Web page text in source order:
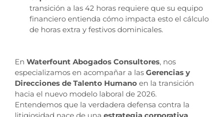
transición a las 42 horas requiere que su equipo
financiero entienda cómo impacta esto el cálculo
de horas extra y festivos dominicales.
En Waterfount Abogados Consultores, nos
especializamos en acompañar a las Gerencias y
Direcciones de Talento Humano en la transición
hacia el nuevo modelo laboral de 2026.
Entendemos que la verdadera defensa contra la